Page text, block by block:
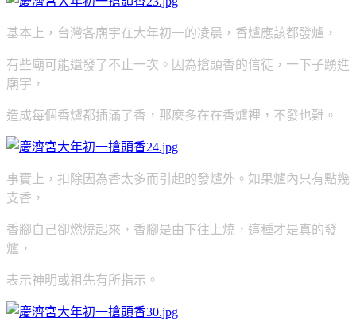
基本上，台灣各廟宇在大年初一的凌晨，香爐應該都發爐，
有些廟可能還發了不止一次。因為搶頭香的信徒，一下子踴進
廟宇，
造成每個香爐都插滿了香，那麼多在在香爐裡，不發也難。
事實上，扣除因為香太多而引起的發爐外。如果爐內只有點幾
支香，
香腳自己卻燃燒起來，香腳是由下往上燒，這種才是真的發
爐，
表示神明或祖先有所指示。